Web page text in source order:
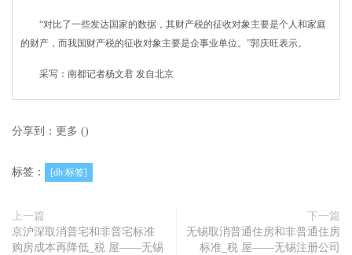
“对比了一些发达国家的数据，其财产税的征收对象主要是个人和家庭
的财产，而我国财产税的征收对象主要是企事业单位。”郭庆旺表示。
采写：南都记者杨文君 发自北京
分享到： 更多 ()
标签： [db:标签]
上一篇
京沪深取消普宅和非普宅标准
购房成本再降低_税 屋——无锡
下一篇
无锡取消普通住房和非普通住房
标准_税 屋——无锡注册公司